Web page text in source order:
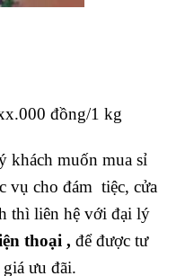
đồng/1 kg
khách muốn mua sỉ
vụ cho đám tiệc, cửa
thì liên hệ với đại lý
thoại , để được tư
ưu đãi.